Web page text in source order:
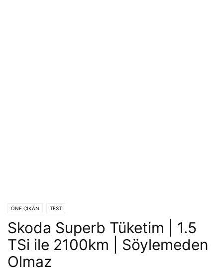
ÖNE ÇIKAN TEST
Skoda Superb Tüketim | 1.5
TSi ile 2100km | Söylemeden
Olmaz